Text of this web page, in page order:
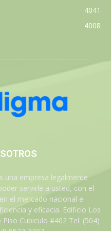
4041
4008
una empresa legalmente
servirle a usted, con el
el mercado nacional e
y eficacia. Edificio Los
Cubiculo #402 Tel: (504)